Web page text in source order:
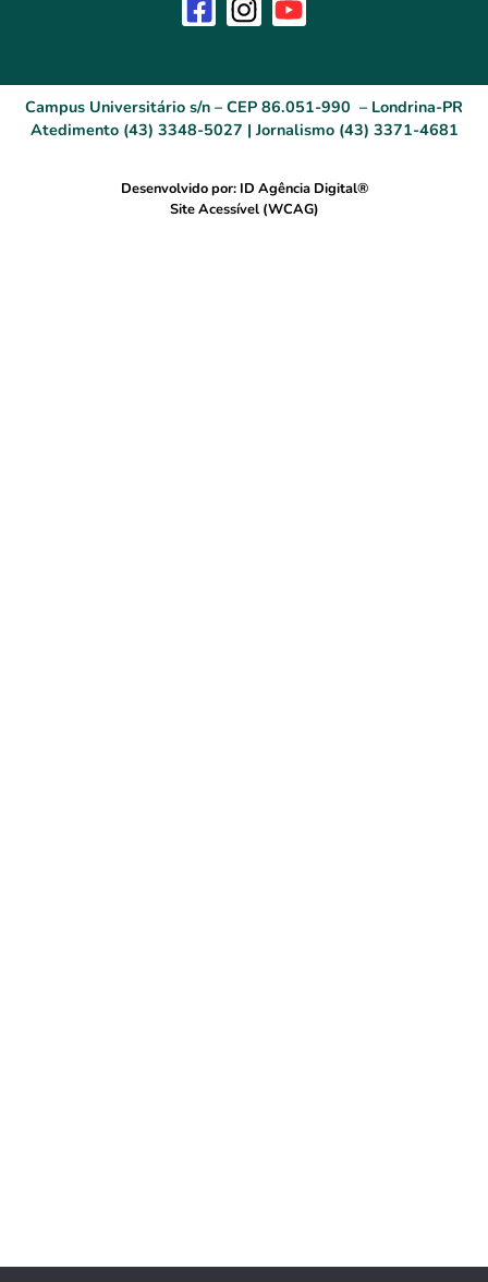
Campus Universitário s/n – CEP 86.051-990 – Londrina-PR
Atedimento (43) 3348-5027 | Jornalismo (43) 3371-4681
Desenvolvido por: ID Agência Digital®
Site Acessível (WCAG)